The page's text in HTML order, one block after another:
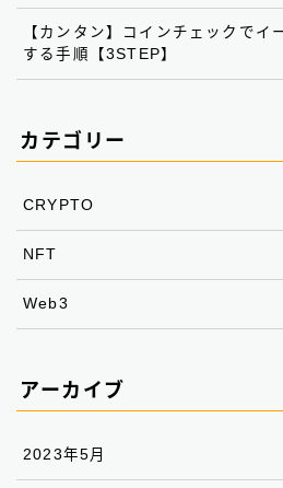
【カンタン】コインチェックでイ
する手順【3STEP】
カテゴリー
CRYPTO
NFT
Web3
アーカイブ
2023年5月